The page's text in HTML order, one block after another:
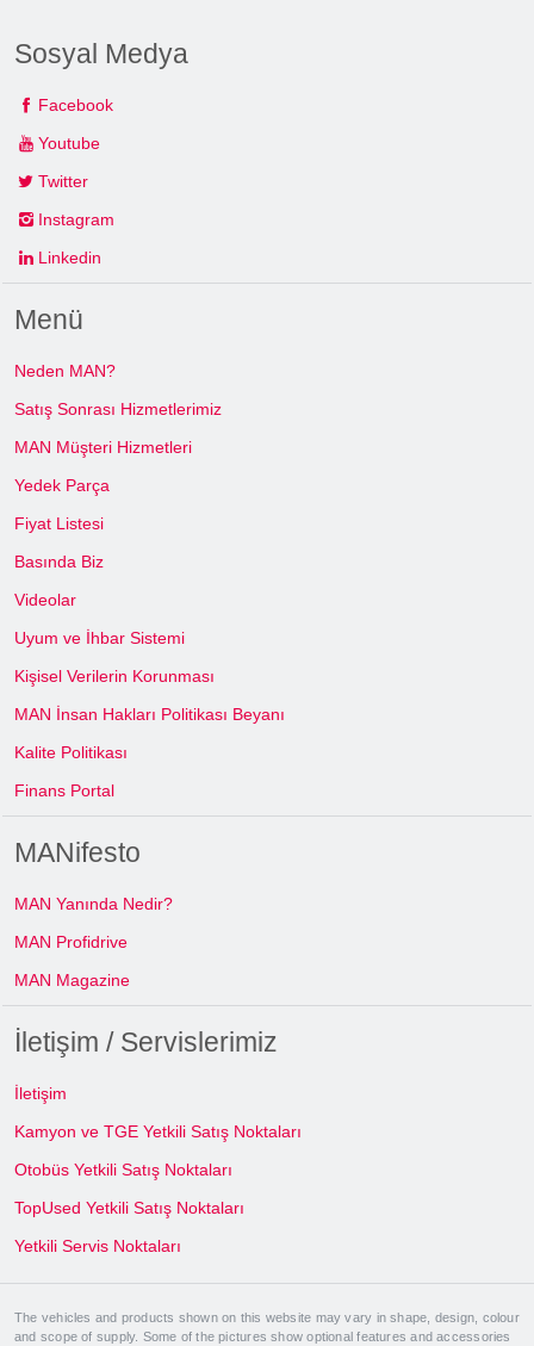
Sosyal Medya
Facebook
Youtube
Twitter
Instagram
Linkedin
Menü
Neden MAN?
Satış Sonrası Hizmetlerimiz
MAN Müşteri Hizmetleri
Yedek Parça
Fiyat Listesi
Basında Biz
Videolar
Uyum ve İhbar Sistemi
Kişisel Verilerin Korunması
MAN İnsan Hakları Politikası Beyanı
Kalite Politikası
Finans Portal
MANifesto
MAN Yanında Nedir?
MAN Profidrive
MAN Magazine
İletişim / Servislerimiz
İletişim
Kamyon ve TGE Yetkili Satış Noktaları
Otobüs Yetkili Satış Noktaları
TopUsed Yetkili Satış Noktaları
Yetkili Servis Noktaları
The vehicles and products shown on this website may vary in shape, design, colour
and scope of supply. Some of the pictures show optional features and accessories